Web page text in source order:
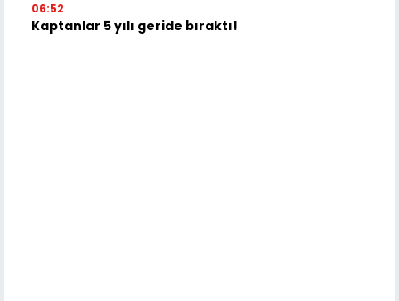
06:52
Kaptanlar 5 yılı geride bıraktı!